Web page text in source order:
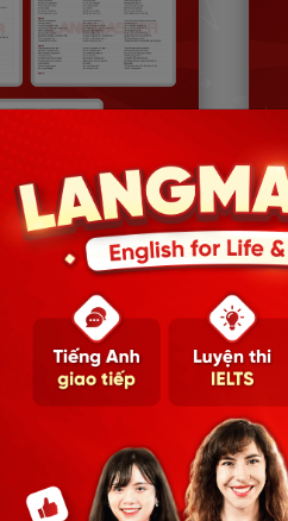
TIẾNG ANH
BẮT ĐẦU